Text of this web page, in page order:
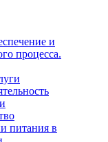
и
процесса.
питания в